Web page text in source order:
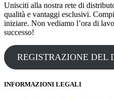
Unisciti alla nostra rete di
qualità e vantaggi esclusivi.
iniziare. Non vediamo l’ora di
successo!
REGISTRAZIONE DEL
INFORMAZIONI LEGALI